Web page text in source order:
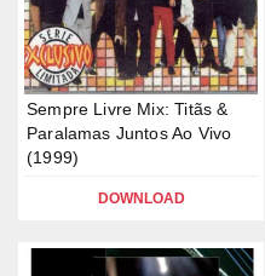
Sempre Livre Mix: Titãs &
Paralamas Juntos Ao Vivo
(1999)
DOWNLOAD